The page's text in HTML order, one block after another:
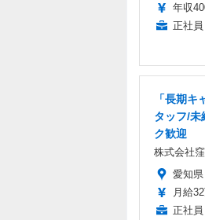
年収
正社員
「長期
タッフ/未
ク歓迎
株式会社
愛知県
月給
正社員